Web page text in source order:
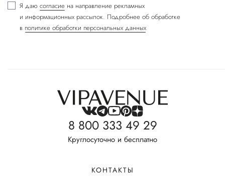
Я даю согласие на направление рекламных
и информационных рассылок. Подробнее об обработке
в политике обработки персональных данных
8 800 333 49 29
Круглосуточно и бесплатно
КОНТАКТЫ